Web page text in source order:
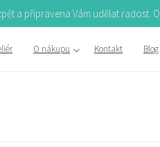
a připravena Vám udělat radost.
O nákupu Kontakt Blog